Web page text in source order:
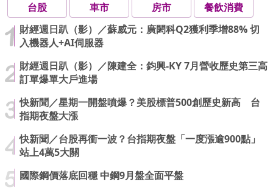
台股 車市 房市
餐飲消費
財經週日趴（影）／蘇威元：廣閎科Q2獲利季增88% 切
入機器人+AI伺服器
財經週日趴（影）／陳建全：鈞興-KY 7月營收歷史第三高
訂單爆單大戶進場
快新聞／星期一開盤噴爆？美股標普500創歷史新高 台
指期夜盤大漲
快新聞／台股再衝一波？台指期夜盤「一度漲逾900點」
站上4萬5大關
國際鋼價落底回穩 中鋼9月盤全面平盤